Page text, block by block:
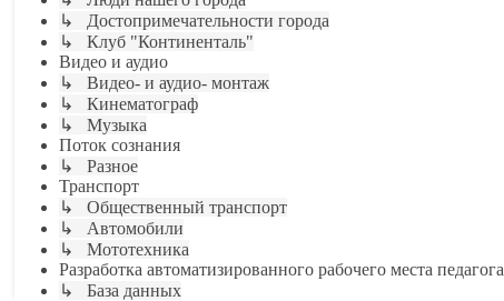
↳ Достопримечательности города
↳ Клуб "Континенталь"
Видео и аудио
↳ Видео- и аудио- монтаж
↳ Кинематограф
↳ Музыка
Поток сознания
↳ Разное
Транспорт
↳ Общественный транспорт
↳ Автомобили
↳ Мототехника
Разработка автоматизированного рабочего места педагога
↳ База данных